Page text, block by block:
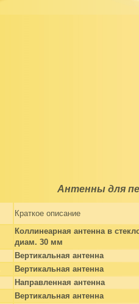
Антенны для
Краткое описание
Коллинеарная антенна в
диам. 30 мм
Вертикальная антенна
Вертикальная антенна
Направленная антенна
Вертикальная антенна